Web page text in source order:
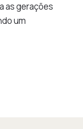
as gerações
um